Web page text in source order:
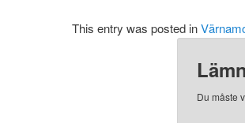
This entry was posted in
Du måste